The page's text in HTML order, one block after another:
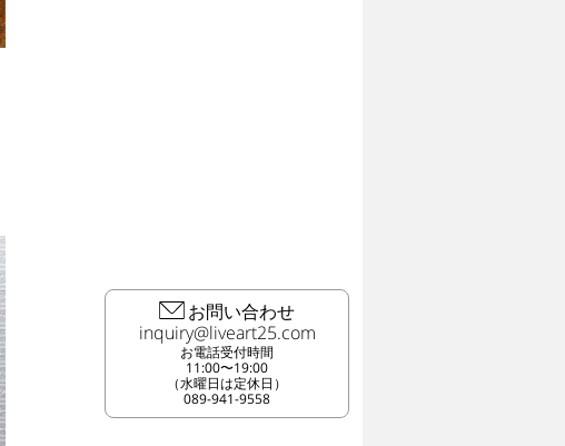
お問い合わせ
お電話受付時間
11:00〜19:00
（水曜日は定休日）
089-941-9558